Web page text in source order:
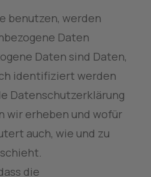
benutzen, werden
Daten
Daten sind Daten,
identifiziert werden
Datenschutzerklärung
wir erheben und wofür
auch, wie und zu
die